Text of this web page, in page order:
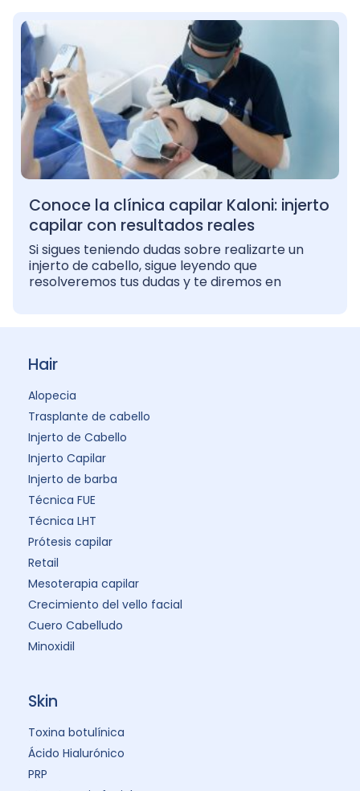
Conoce la clínica capilar Kaloni: injerto
capilar con resultados reales
Si sigues teniendo dudas sobre realizarte un
injerto de cabello, sigue leyendo que
resolveremos tus dudas y te diremos en
Hair
Alopecia
Trasplante de cabello
Injerto de Cabello
Injerto Capilar
Injerto de barba
Técnica FUE
Técnica LHT
Prótesis capilar
Retail
Mesoterapia capilar
Crecimiento del vello facial
Cuero Cabelludo
Minoxidil
Skin
Toxina botulínica
Ácido Hialurónico
PRP